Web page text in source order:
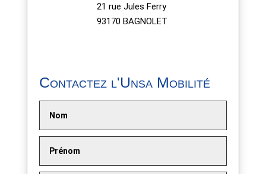
21 rue Jules Ferry
93170 BAGNOLET
Contactez l'Unsa Mobilité